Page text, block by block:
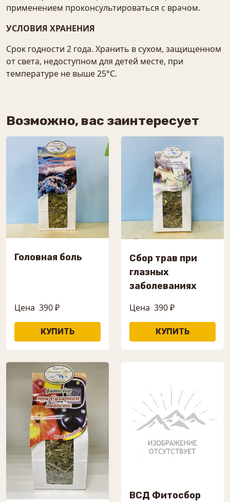
применением проконсультироваться с врачом.
УСЛОВИЯ ХРАНЕНИЯ
Срок годности 2 года. Хранить в сухом, защищенном
от света, недоступном для детей месте, при
температуре не выше 25°С.
Возможно, вас заинтересует
Головная боль
Цена 390 ₽
Сбор трав при
глазных
заболеваниях
Цена 390 ₽
ВСД Фитосбор